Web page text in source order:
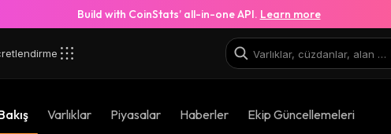
Build with CoinStats’ all-in-one API. Learn more
Varlıklar Piyasalar Haberler Ekip Güncellemeleri